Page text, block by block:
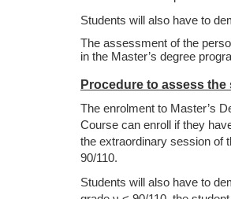
Students will also have to
The assessment of the
in the Master’s degree
Procedure to assess
The enrolment to Master’s
Course can enroll if they
the extraordinary session of
90/110.
Students will also have to